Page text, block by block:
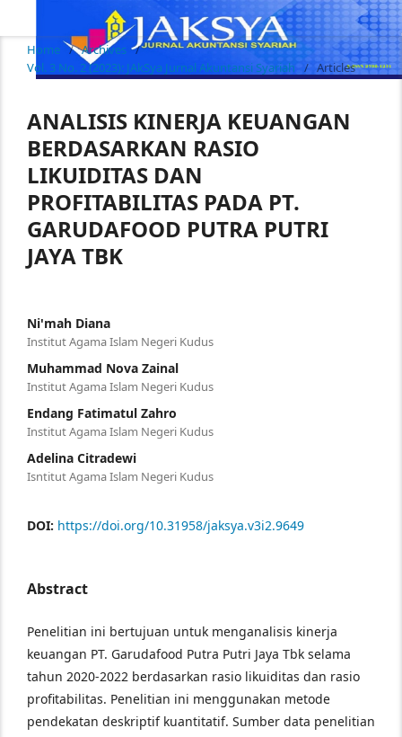
Home / Archives /
Vol. 3 No. 2 (2023): JAkSya Jurnal Akuntansi Syariah
/ Articles
ANALISIS KINERJA KEUANGAN
BERDASARKAN RASIO
LIKUIDITAS DAN
PROFITABILITAS PADA PT.
GARUDAFOOD PUTRA PUTRI
JAYA TBK
Ni'mah Diana
Institut Agama Islam Negeri Kudus
Muhammad Nova Zainal
Institut Agama Islam Negeri Kudus
Endang Fatimatul Zahro
Institut Agama Islam Negeri Kudus
Adelina Citradewi
Isntitut Agama Islam Negeri Kudus
DOI: https://doi.org/10.31958/jaksya.v3i2.9649
Abstract
Penelitian ini bertujuan untuk menganalisis kinerja
keuangan PT. Garudafood Putra Putri Jaya Tbk selama
tahun 2020-2022 berdasarkan rasio likuiditas dan rasio
profitabilitas. Penelitian ini menggunakan metode
pendekatan deskriptif kuantitatif. Sumber data penelitian